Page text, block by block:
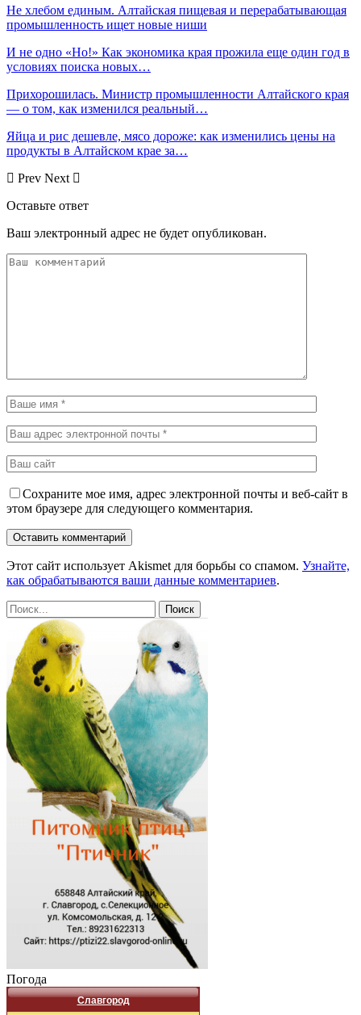
Не хлебом единым. Алтайская пищевая и перерабатывающая
промышленность ищет новые ниши
И не одно «Но!» Как экономика края прожила еще один год в
условиях поиска новых…
Прихорошилась. Министр промышленности Алтайского края
— о том, как изменился реальный…
Яйца и рис дешевле, мясо дороже: как изменились цены на
продукты в Алтайском крае за…
Prev Next
Оставьте ответ
Ваш электронный адрес не будет опубликован.
Сохраните мое имя, адрес электронной почты и веб-сайт в
этом браузере для следующего комментария.
Этот сайт использует Akismet для борьбы со спамом. Узнайте,
как обрабатываются ваши данные комментариев.
Погода
Славгород